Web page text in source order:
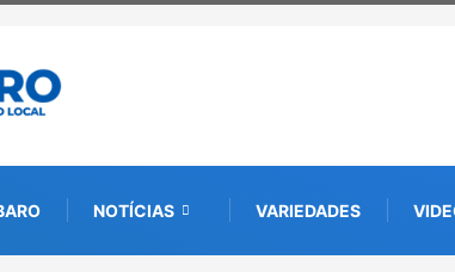
NOTÍCIAS VARIEDADES